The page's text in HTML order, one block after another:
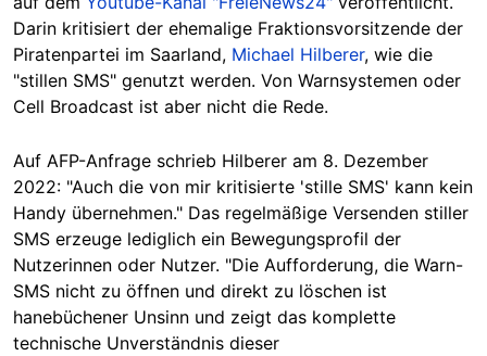
Darin kritisiert der ehemalige Fraktionsvorsitzende der
Piratenpartei im Saarland, Michael Hilberer, wie die
"stillen SMS" genutzt werden. Von Warnsystemen oder
Cell Broadcast ist aber nicht die Rede.
Auf AFP-Anfrage schrieb Hilberer am 8. Dezember
2022: "Auch die von mir kritisierte 'stille SMS' kann kein
Handy übernehmen." Das regelmäßige Versenden stiller
SMS erzeuge lediglich ein Bewegungsprofil der
Nutzerinnen oder Nutzer. "Die Aufforderung, die Warn-
SMS nicht zu öffnen und direkt zu löschen ist
hanebüchener Unsinn und zeigt das komplette
technische Unverständnis dieser